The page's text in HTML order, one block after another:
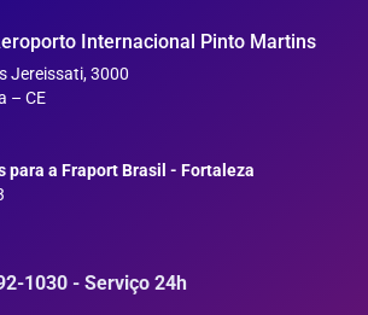
Internacional Pinto Martins
Jereissati, 3000
– CE
para a Fraport Brasil - Fortaleza
1030 - Serviço 24h